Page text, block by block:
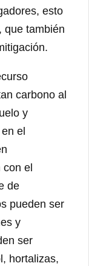
esto
que también
carbono al
y
el
el
de
pueden ser
y
ser
hortalizas,